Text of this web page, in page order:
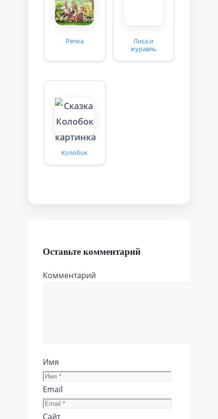
Репка
Лиса и
журавль
Колобок
Оставьте комментарий
Комментарий
Имя
Email
Сайт